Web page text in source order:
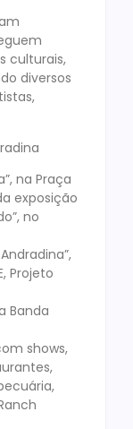
culturais,
diversos
na Praça
exposição
no
Projeto
Banda
shows,